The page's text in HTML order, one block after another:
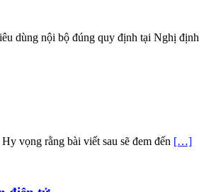
dùng nội bộ đúng quy định tại Nghị định
vọng rằng bài viết sau sẽ đem đến […]